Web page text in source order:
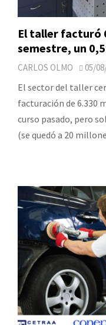
El taller facturó
semestre, un
CARLOS OLMO 05/
El sector del taller
facturación de 6.330
curso pasado, pero
(se quedó a 20